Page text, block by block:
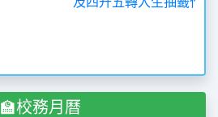
🏫校務月曆